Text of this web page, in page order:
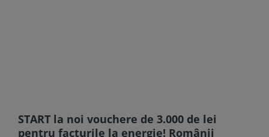
START la noi vouchere de 3.000 de lei
pentru facturile la energie! Românii